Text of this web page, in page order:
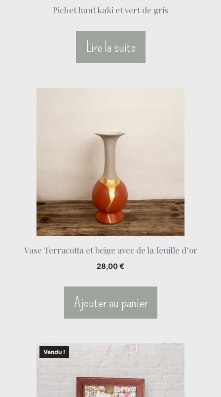
Pichet haut kaki et vert de gris
Lire la suite
Vase Terracotta et beige avec de la feuille d’or
28,00€
Ajouter au panier
Vendu !